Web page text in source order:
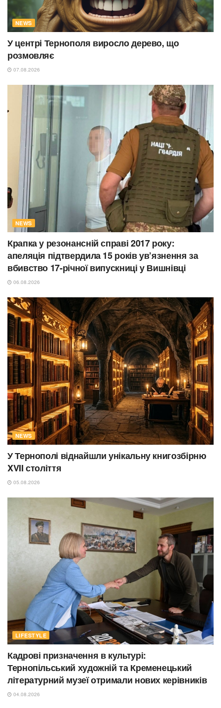
NEWS
У центрі Тернополя виросло дерево, що
розмовляє
07.08.2026
NEWS
Крапка у резонансній справі 2017 року:
апеляція підтвердила 15 років ув’язнення за
вбивство 17-річної випускниці у Вишнівці
06.08.2026
NEWS
У Тернополі віднайшли унікальну книгозбірню
XVII століття
05.08.2026
LIFESTYLE
Кадрові призначення в культурі:
Тернопільський художній та Кременецький
літературний музеї отримали нових керівників
04.08.2026